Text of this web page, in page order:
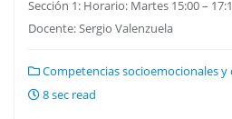
Sección 1: Horario: Martes 15:00 –
Docente: Sergio Valenzuela
Competencias socioemocionales
8 sec read